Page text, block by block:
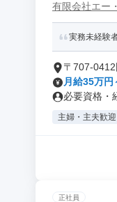
有限会社エー
実務未経験
〒707-
月給35万円
必要資格・
主婦・主夫歓迎
正社員